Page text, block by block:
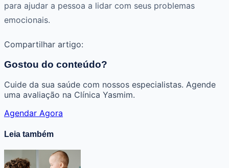
para ajudar a pessoa a lidar com seus problemas
emocionais.
Compartilhar artigo:
Gostou do conteúdo?
Cuide da sua saúde com nossos especialistas. Agende
uma avaliação na Clínica Yasmim.
Agendar Agora
Leia também